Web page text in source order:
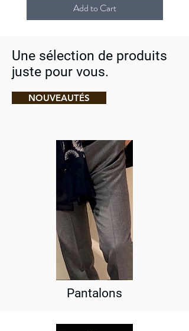
Add to Cart
Une sélection de produits
juste pour vous.
NOUVEAUTÉS
Pantalons